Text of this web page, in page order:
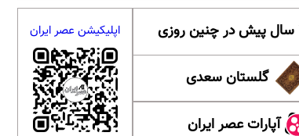
گلستان سعدی
آپارات عصر ایران
اپلیکیشن عصر ایران